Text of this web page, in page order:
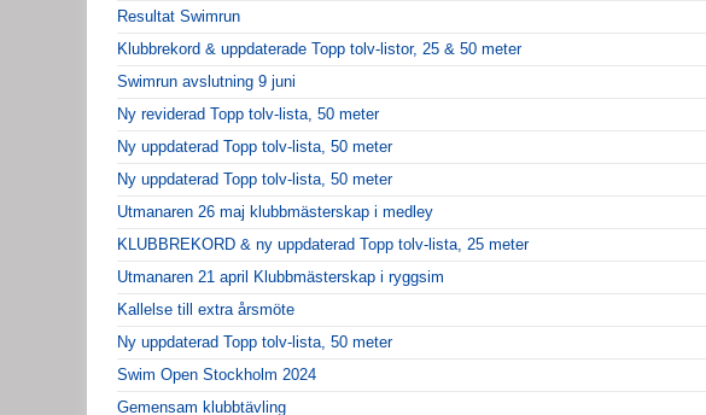
Resultat Swimrun
Klubbrekord & uppdaterade Topp tolv-listor, 25 & 50 meter
Swimrun avslutning 9 juni
Ny reviderad Topp tolv-lista, 50 meter
Ny uppdaterad Topp tolv-lista, 50 meter
Ny uppdaterad Topp tolv-lista, 50 meter
Utmanaren 26 maj klubbmästerskap i medley
KLUBBREKORD & ny uppdaterad Topp tolv-lista, 25 meter
Utmanaren 21 april Klubbmästerskap i ryggsim
Kallelse till extra årsmöte
Ny uppdaterad Topp tolv-lista, 50 meter
Swim Open Stockholm 2024
Gemensam klubbtävling